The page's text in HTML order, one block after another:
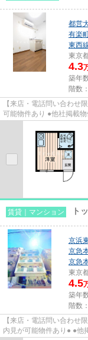
都営
有楽
東西
東京
4.3
築年
階数
【来店・電話問い合わせ
可能物件あり ●他社掲載
賃貸｜マンション ト
京浜
京急
京急
東京
4.5
築年
階数
【来店・電話問い合わせ
内見が可能物件あり● ●他